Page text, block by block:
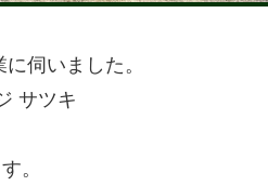
伺いました。
サツキ
。